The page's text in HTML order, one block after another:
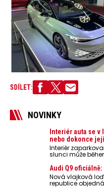
SDÍLET:
NOVINKY
Interiér auta se v
nebo dokonce
Interiér
slunci může
nebo notebooky.
ve výjimečných
Audi Q9
Nová vlajková
republice